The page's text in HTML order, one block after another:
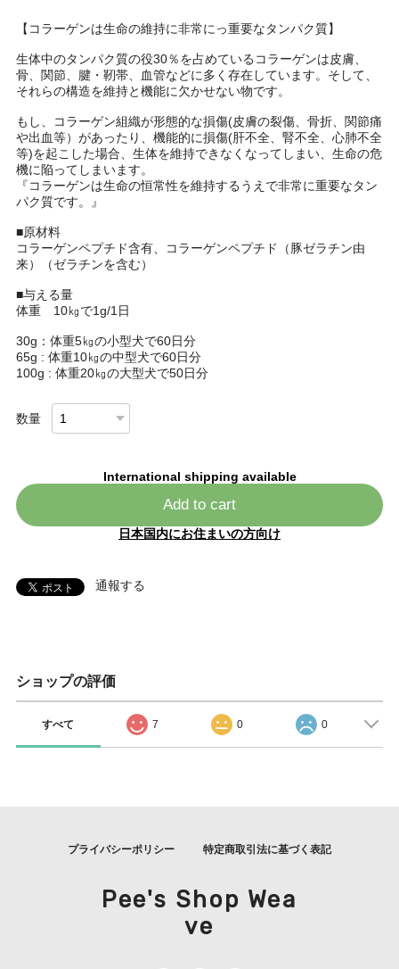
【コラーゲンは生命の維持に非常にっ重要なタンパク質】
生体中のタンパク質の役30％を占めているコラーゲンは皮膚、
骨、関節、腱・靭帯、血管などに多く存在しています。そして、
それらの構造を維持と機能に欠かせない物です。
もし、コラーゲン組織が形態的な損傷(皮膚の裂傷、骨折、関節痛
や出血等）があったり、機能的に損傷(肝不全、腎不全、心肺不全
等)を起こした場合、生体を維持できなくなってしまい、生命の危
機に陥ってしまいます。
『コラーゲンは生命の恒常性を維持するうえで非常に重要なタン
パク質です。』
■原材料
コラーゲンペプチド含有、コラーゲンペプチド（豚ゼラチン由
来）（ゼラチンを含む）
■与える量
体重 10㎏で1g/1日
30g：体重5㎏の小型犬で60日分
65g : 体重10㎏の中型犬で60日分
100g : 体重20㎏の大型犬で50日分
数量
International shipping available
Add to cart
日本国内にお住まいの方向け
通報する
ショップの評価
すべて 7 0 0
プライバシーポリシー 特定商取引法に基づく表記
Pee's Shop Wea
ve